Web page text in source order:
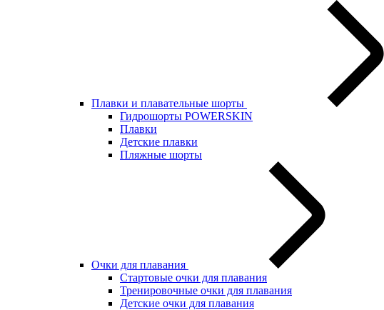
Плавки и плавательные шорты
Гидрошорты POWERSKIN
Плавки
Детские плавки
Пляжные шорты
Очки для плавания
Стартовые очки для плавания
Тренировочные очки для плавания
Детские очки для плавания